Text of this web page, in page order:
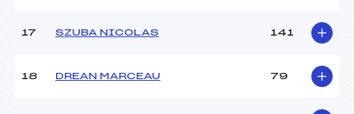
U12
17 SZUBA NICOLAS 141
18 DREAN MARCEAU 79